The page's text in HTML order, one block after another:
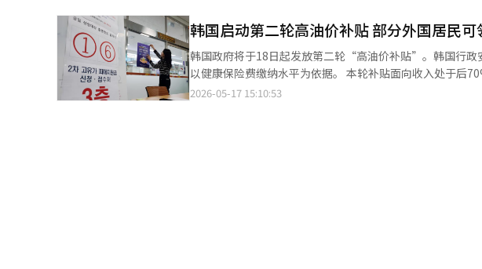
耍时间，而32.5%的成人则认为应优先提升对“玩耍权”重要性的认知。 儿童权利保障院分析指
能否拥有玩耍时间往往取决于成人的许可，因此儿童更关注
销售规模仍维持在约8500亿韩元水平，但实际购买消费者
过去少数代购主导的大额采购结构，逐渐进入以大量个人游客消费为
强化“K-文化体验式消费”模式。位于首尔小公洞的乐天免
到来自印度尼西亚等东南亚国家的游客体验K-美妆产品。
同比增长68%，越南游客销售额更同比激增255%。 与此同时，新世界免税店通过K-美妆体验、K-POP周边等内容吸
韩国启动第二轮高油价补贴 部分外国居民可
韩国政府将于18日起发放第二轮“高油价补贴”。韩国行政
以健康保险费缴纳水平为依据。 本轮补贴面向收入处于后70%的家庭，将依据居住地区及家庭人口规模，按每人10
万至60万韩元（约合人民币454元至2725元）进行差异化
2026-05-17 15:10:53